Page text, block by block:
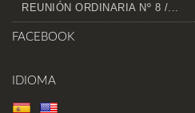
REUNIÓN ORDINARIA Nº 8 /...
FACEBOOK
IDIOMA